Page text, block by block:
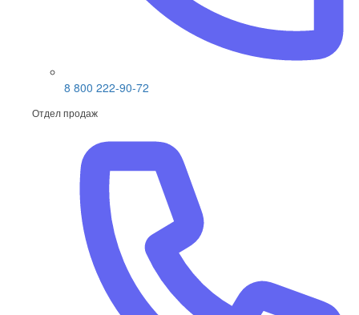
8 800 222-90-72
Отдел продаж